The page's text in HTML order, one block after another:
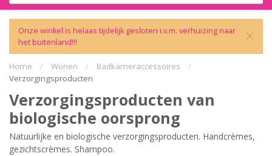
Onze winkel is helaas tijdelijk gesloten i.v.m. verhuizing naar
het buitenland!!!
Home / Wonen / Badkameraccessoires
/
Verzorgingsproducten
Verzorgingsproducten van
biologische oorsprong
Natuurlijke en biologische verzorgingsproducten. Handcrèmes,
gezichtscrèmes. Shampoo.